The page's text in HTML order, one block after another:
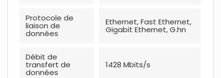
Protocole de
liaison de
données
Ethernet, Fast Ethernet,
Gigabit Ethernet, G.hn
Débit de
transfert de
données
1428 Mbits/s